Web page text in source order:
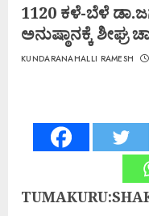
1120 ಕಳೆ-ಬೆಳೆ
ಅನುಷ್ಠಾನಕ್ಕೆ ಶೀಘ್ರ
KUNDARANAHALLI RAMESH